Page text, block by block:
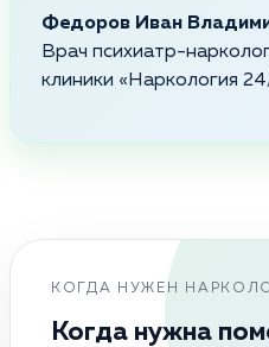
Федоров Иван
Врач психиатр-
клиники «Наркология
КОГДА НУЖЕН
Когда нужна